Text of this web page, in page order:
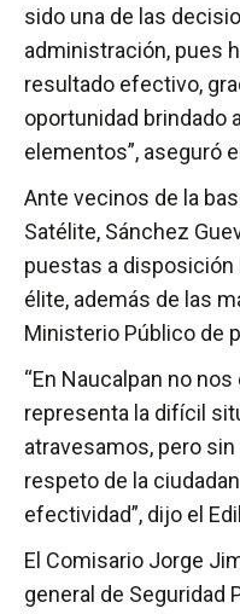
sido una de las
administración, pues
resultado efectivo,
oportunidad brindado
elementos”, aseguró
Ante vecinos de la
Satélite, Sánchez
puestas a
élite, además de las
Ministerio Público de
“En Naucalpan no
representa la difícil
atravesamos, pero sin
respeto de la
efectividad”, dijo el
El Comisario Jorge
general de Seguridad